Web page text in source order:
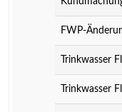
FWP-
Trinkwasser
Trinkwasser